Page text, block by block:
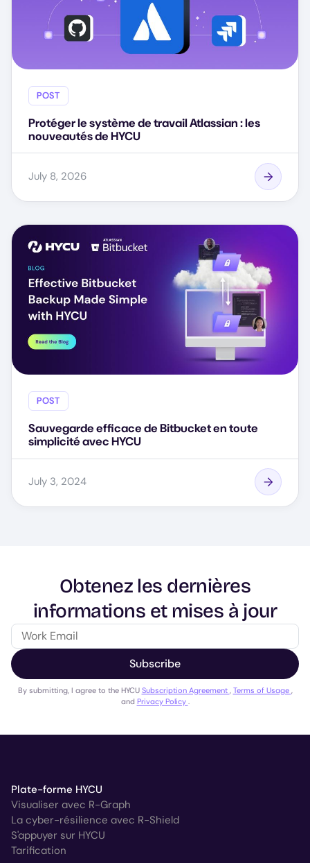
POST
Protéger le système de travail Atlassian : les
nouveautés de HYCU
July 8, 2026
POST
Sauvegarde efficace de Bitbucket en toute
simplicité avec HYCU
July 3, 2024
Obtenez les dernières
informations et mises à jour
Subscribe
By submitting, I agree to the HYCU Subscription Agreement , Terms of Usage ,
and Privacy Policy .
Plate-forme HYCU
Visualiser avec R-Graph
La cyber-résilience avec R-Shield
S'appuyer sur HYCU
Tarification